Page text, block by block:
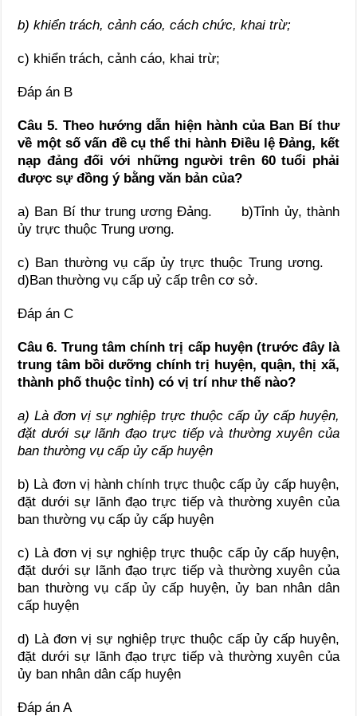
b) khiển trách, cảnh cáo, cách chức, khai trừ;
c) khiển trách, cảnh cáo, khai trừ;
Đáp án B
Câu 5. Theo hướng dẫn hiện hành của Ban Bí thư
về một số vấn đề cụ thể thi hành Điều lệ Đảng, kết
nạp đảng đối với những người trên 60 tuổi phải
được sự đồng ý bằng văn bản của?
a) Ban Bí thư trung ương Đảng. b)Tỉnh ủy, thành
ủy trực thuộc Trung ương.
c) Ban thường vụ cấp ủy trực thuộc Trung ương.
d)Ban thường vụ cấp uỷ cấp trên cơ sở.
Đáp án C
Câu 6.Trung tâm chính trị cấp huyện (trước đây là
trung tâm bồi dưỡng chính trị huyện, quận, thị xã,
thành phố thuộc tỉnh) có vị trí như thế nào?
a) Làđơn vị sự nghiệp trực thuộc cấp ủy cấp huyện,
đặt dưới sự lãnh đạo trực tiếp và thường xuyên của
ban thường vụ cấpủycấp huyện
b) Là đơn vị hành chính trực thuộc cấp ủy cấp huyện,
đặt dưới sự lãnh đạo trực tiếp và thường xuyên của
ban thường vụ cấp ủy cấp huyện
c) Là đơn vị sự nghiệp trực thuộc cấp ủy cấp huyện,
đặt dưới sự lãnh đạo trực tiếp và thường xuyên của
ban thường vụ cấp ủy cấp huyện, ủy ban nhân dân
cấp huyện
d) Là đơn vị sự nghiệp trực thuộc cấp ủy cấp huyện,
đặt dưới sự lãnh đạo trực tiếp và thường xuyên của
ủy ban nhân dân cấp huyện
Đáp án A